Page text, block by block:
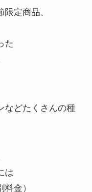
定商品、
た
などたくさんの種
は
金）